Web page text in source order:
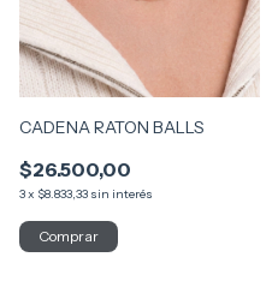
CADENA RATON BALLS
$26.500,00
3x $8.833,33 sin interés